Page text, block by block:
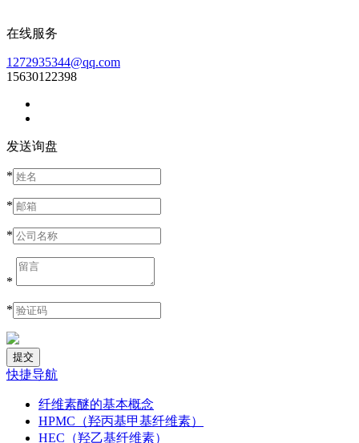
在线服务
1272935344@qq.com
15630122398
发送询盘
*
*
*
*
*
快捷导航
纤维素醚的基本概念
HPMC（羟丙基甲基纤维素）
HEC（羟乙基纤维素）